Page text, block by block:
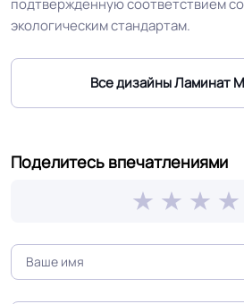
Срок службы
воздействию влаги
Устойчив
воздействию мебели
на роликовых ножках
Устойчив
подтвержденную соответствием
экологическим стандартам.
Все дизайны Ламинат
Поделитесь впечатлениями